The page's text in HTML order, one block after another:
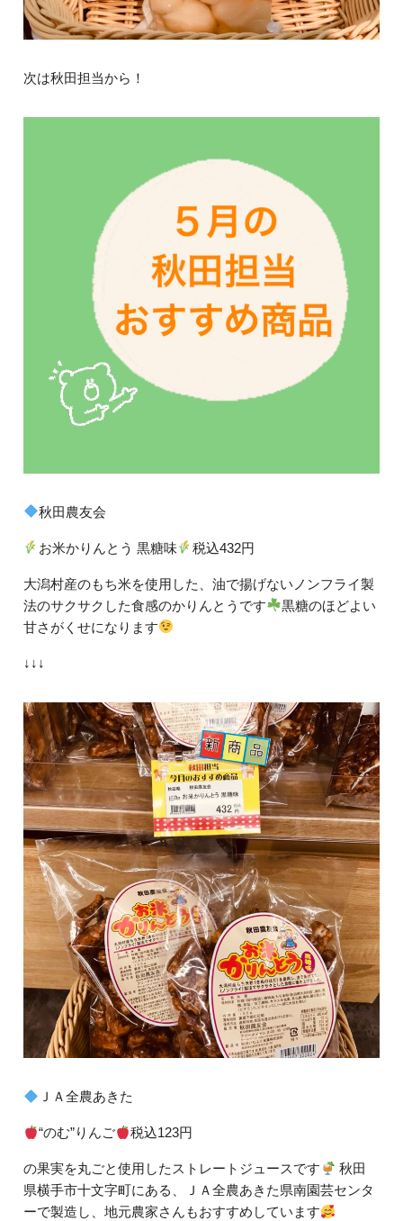
次は秋田担当から！
秋田農友会
お米かりんとう 黒糖味 税込432円
大潟村産のもち米を使用した、油で揚げないノンフライ製
法のサクサクした食感のかりんとうです
黒糖のほどよい
甘さがくせになります
↓↓↓
ＪＡ全農あきた
“のむ”りんご 税込123円
の果実を丸ごと使用したストレートジュースです
秋田
県横手市十文字町にある、ＪＡ全農あきた県南園芸センタ
ーで製造し、地元農家さんもおすすめしています